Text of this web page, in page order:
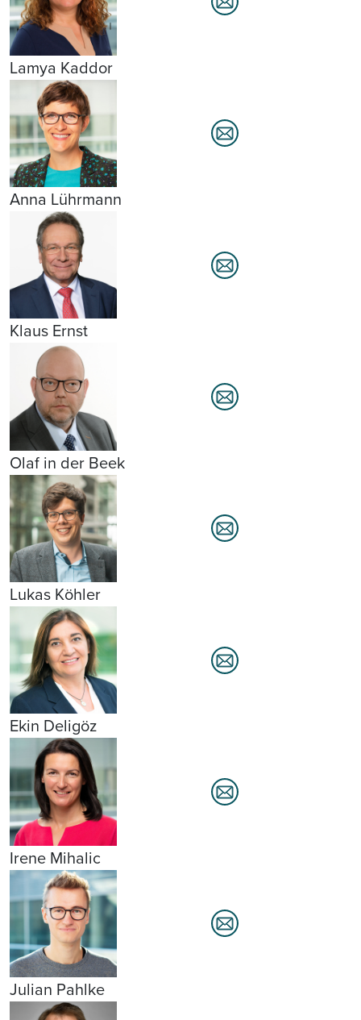
Lamya Kaddor
Anna Lührmann
Klaus Ernst
Olaf in der Beek
Lukas Köhler
Ekin Deligöz
Irene Mihalic
Julian Pahlke